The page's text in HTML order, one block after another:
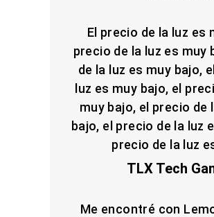
El precio de la luz es
precio de la luz es muy
de la luz es muy bajo,
luz es muy bajo, el
muy bajo, el precio de
bajo, el precio de la luz
precio de la luz
TLX Tech
Me encontré con